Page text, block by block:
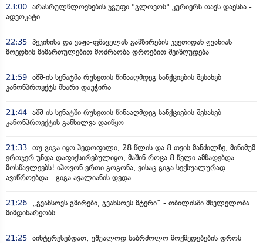
23:00 არასრულწლოვნების ჯგუფი "გლოვოს" კურიერს თავს დაესხა -
ადვოკატი
22:35 პეკინისა და ვაჟა-ფშაველას გამზირების კვეთიდან ჟვანიას
მოედნის მიმართულებით მოძრაობა დროებით შეიზღუდება
21:59 აშშ-ის სენატმა რუსეთის წინააღმდეგ სანქციების შესახებ
კანონპროექტს მხარი დაუჭირა
21:44 აშშ-ის სენატში რუსეთის წინააღმდეგ სანქციების შესახებ
კანონპროექტის განხილვა დაიწყო
21:33 თუ გიგა იყო პედოფილი, 28 წლის და 8 თვის მანძილზე, მინიმუმ
ერთჯერ უნდა დაფიქსირებულიყო, მაშინ როცა 8 წელი ამზადებდა
მოსწავლეებს! იპოვონ ერთი გოგონა, ვისაც გიგა სექსუალურად
ავიწროებდა - გიგა ავალიანის დედა
21:26
„გვახსოვს გმირები, გვახსოვს მტერი” - თბილისში მსვლელობა
მიმდინარეობს
21:25 აინტერესებდათ, უშუალოდ საბრძოლო მოქმედებების დროს